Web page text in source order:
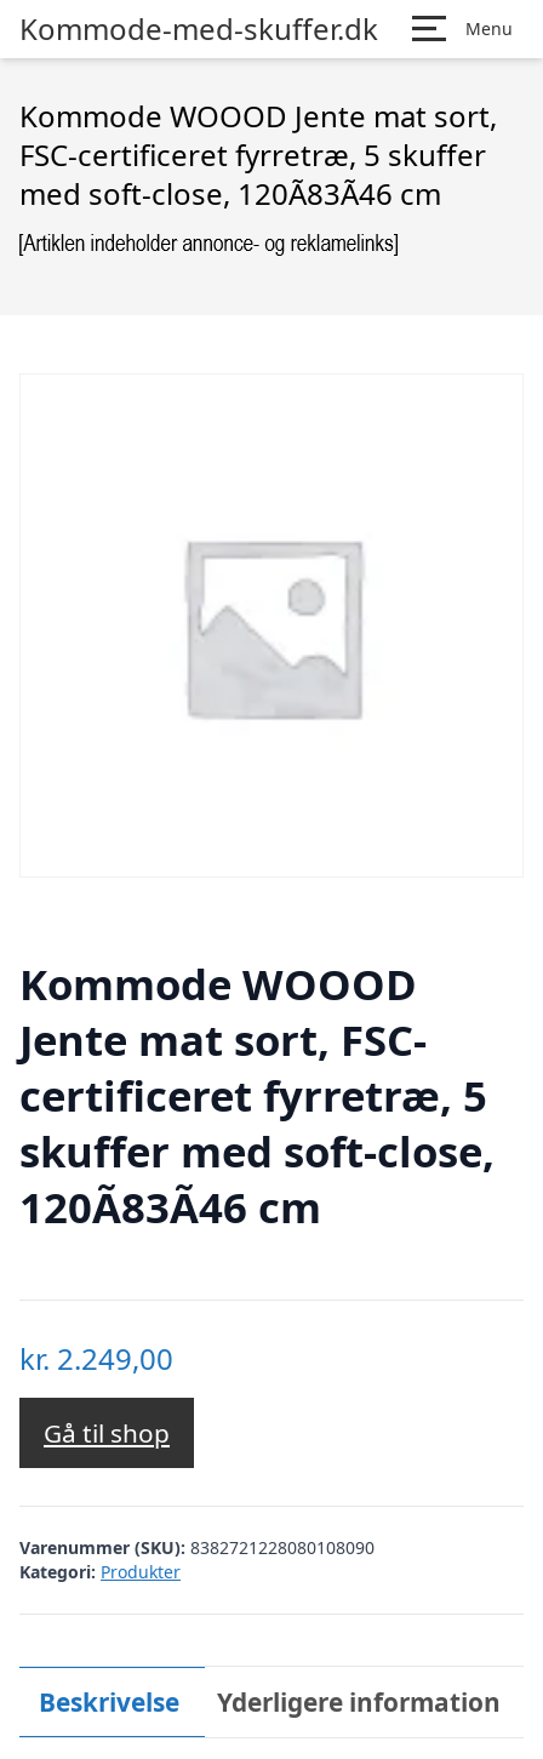
Kommode-med-skuffer.dk Menu
Kommode WOOOD Jente mat sort,
FSC-certificeret fyrretræ, 5 skuffer
med soft-close, 120Ã83Ã46 cm
Kommode WOOOD
Jente mat sort, FSC-
certificeret fyrretræ, 5
skuffer med soft-close,
120Ã83Ã46 cm
kr. 2.249,00
Gå til shop
Varenummer (SKU): 8382721228080108090
Kategori: Produkter
Beskrivelse Yderligere information